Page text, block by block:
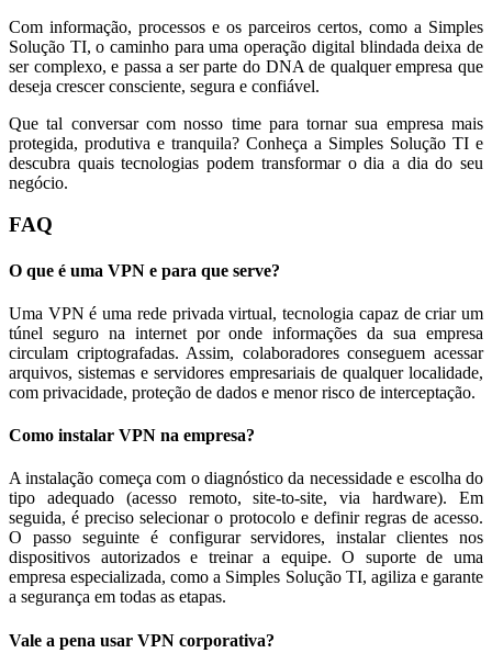
Com informação, processos e os parceiros certos, como a Simples
Solução TI, o caminho para uma operação digital blindada deixa de
ser complexo, e passa a ser parte do DNA de qualquer empresa que
deseja crescer consciente, segura e confiável.
Que tal conversar com nosso time para tornar sua empresa mais
protegida, produtiva e tranquila? Conheça a Simples Solução TI e
descubra quais tecnologias podem transformar o dia a dia do seu
negócio.
FAQ
O que é uma VPN e para que serve?
Uma VPN é uma rede privada virtual, tecnologia capaz de criar um
túnel seguro na internet por onde informações da sua empresa
circulam criptografadas. Assim, colaboradores conseguem acessar
arquivos, sistemas e servidores empresariais de qualquer localidade,
com privacidade, proteção de dados e menor risco de interceptação.
Como instalar VPN na empresa?
A instalação começa com o diagnóstico da necessidade e escolha do
tipo adequado (acesso remoto, site-to-site, via hardware). Em
seguida, é preciso selecionar o protocolo e definir regras de acesso.
O passo seguinte é configurar servidores, instalar clientes nos
dispositivos autorizados e treinar a equipe. O suporte de uma
empresa especializada, como a Simples Solução TI, agiliza e garante
a segurança em todas as etapas.
Vale a pena usar VPN corporativa?